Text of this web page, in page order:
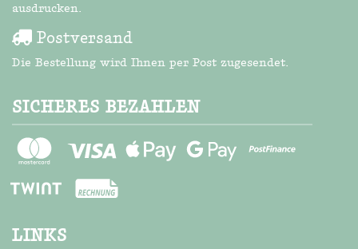
ausdrucken.
Postversand
Die Bestellung wird Ihnen per Post zugesendet.
SICHERES BEZAHLEN
LINKS